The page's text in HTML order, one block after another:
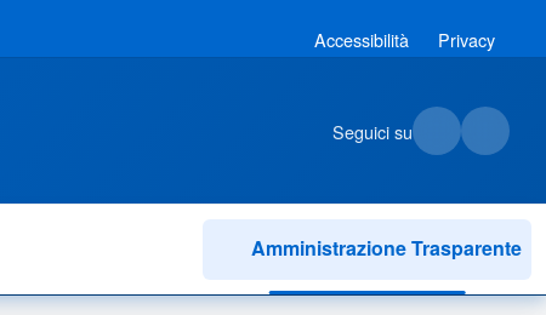
Accessibilità Privacy
Seguici su
Amministrazione Trasparente